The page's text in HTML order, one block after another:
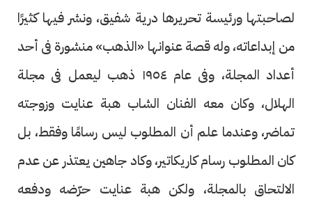
لصاحبتها ورئيسة تحريرها درية شفيق، ونشر فيها كثيرًا
من إبداعاته، وله قصة عنوانها «الذهب» منشورة فى أحد
أعداد المجلة، وفى عام ١٩٥٤ ذهب ليعمل فى مجلة
الهلال، وكان معه الفنان الشاب هبة عنايت وزوجته
تماضر، وعندما علم أن المطلوب ليس رسامًا وفقط، بل
كان المطلوب رسام كاريكاتير، وكاد جاهين يعتذر عن عدم
الالتحاق بالمجلة، ولكن هبة عنايت حرّضه ودفعه